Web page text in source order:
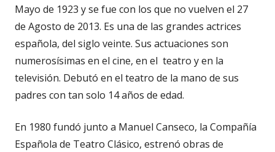
Mayo de 1923 y se fue con los que no vuelven el 27
de Agosto de 2013. Es una de las grandes actrices
española, del siglo veinte. Sus actuaciones son
numerosísimas en el cine, en el teatro y en la
televisión. Debutó en el teatro de la mano de sus
padres con tan solo 14 años de edad.
En 1980 fundó junto a Manuel Canseco, la Compañía
Española de Teatro Clásico, estrenó obras de